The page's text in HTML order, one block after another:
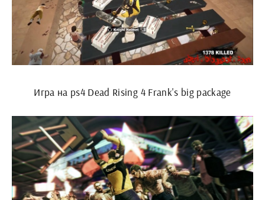
Игра на ps4 Dead Rising 4 Frank's big package